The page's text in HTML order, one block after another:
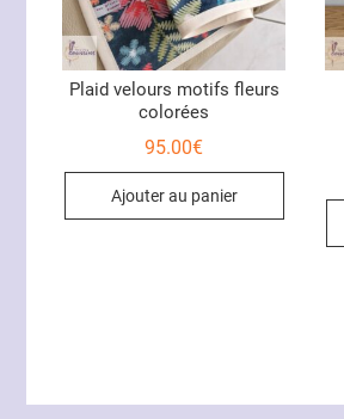
Plaid velours motifs fleurs
colorées
95.00€
Ajouter au panier